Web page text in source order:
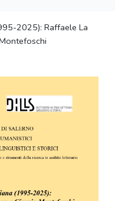
2025): Raffaele La